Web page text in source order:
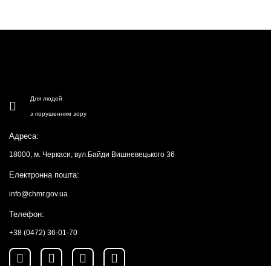
Для людей
з порушенням зору
Адреса:
18000, м. Черкаси, вул.Байди Вишневецького 36
Електронна пошта:
info@chmr.gov.ua
Телефон:
+38 (0472) 36-01-70